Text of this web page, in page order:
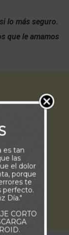
lo más seguro.
que le amamos
es tan
las
el dolor
porque
te
perfecto.
Día."
CORTO